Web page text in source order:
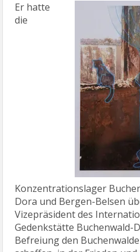
Er hatte
die
Konzentrationslager
Dora und Bergen-Belsen
Vizepräsident des
Gedenkstätte Buchenwald-
Befreiung den